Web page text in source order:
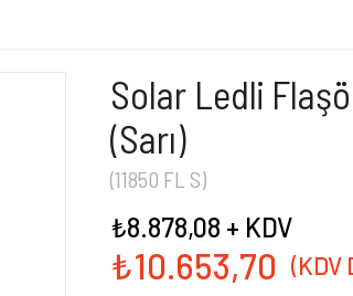
Solar Ledli
(Sarı)
(11850 FL S)
₺10.653,70
₺8.878,08 + KDV